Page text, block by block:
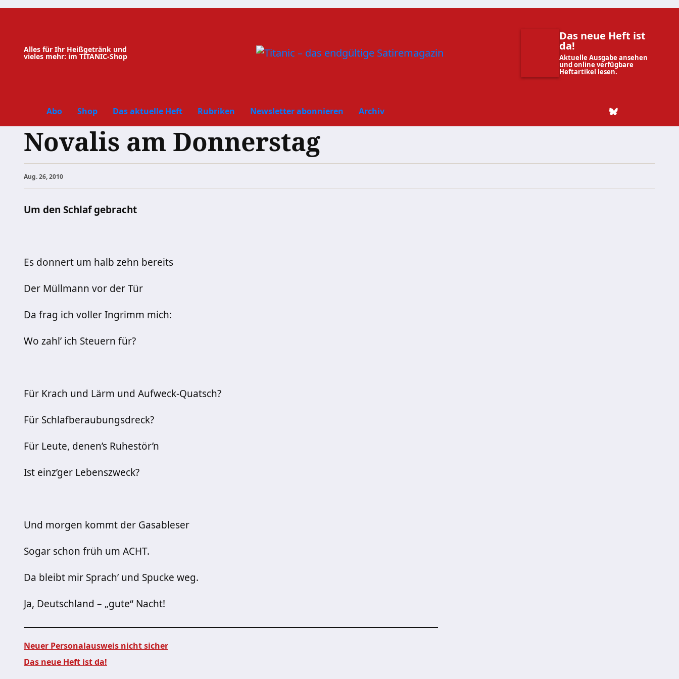
Zum
Alles für Ihr Heißgetränk und
vieles mehr: im TITANIC-Shop
Das neue Heft ist
da!
Aktuelle Ausgabe ansehen
und online verfügbare
Heftartikel lesen.
Abo Shop Das aktuelle Heft Rubriken Newsletter abonnieren Archiv
Novalis am Donnerstag
Aug. 26, 2010
Um den Schlaf gebracht
Es donnert um halb zehn bereits
Der Müllmann vor der Tür
Da frag ich voller Ingrimm mich:
Wo zahl’ ich Steuern für?
Für Krach und Lärm und Aufweck-Quatsch?
Für Schlafberaubungsdreck?
Für Leute, denen’s Ruhestör’n
Ist einz’ger Lebenszweck?
Und morgen kommt der Gasableser
Sogar schon früh um ACHT.
Da bleibt mir Sprach’ und Spucke weg.
Ja, Deutschland – „gute“ Nacht!
Neuer Personalausweis nicht sicher
Das neue Heft ist da!